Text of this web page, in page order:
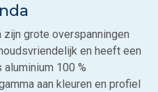
zijn grote overspanningen
en heeft een
aluminium 100 %
aan kleuren en profiel